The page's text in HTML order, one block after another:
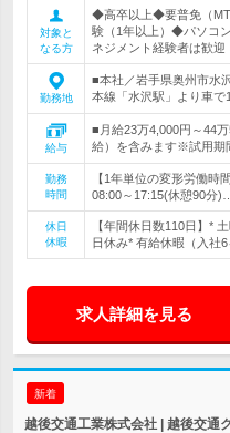
対象と
なる方
◆高卒以上◆要普免（
験（1年以上）◆パソコ
ネジメント経験者は歓迎
勤務地
■本社／岩手県奥州市水
本線「水沢駅」より車
給与
■月給23万4,000円～44
給）を含みます※試用期
勤務
時間
【1年単位の変形労働時
08:00～17:15(休憩90分)…
休日
休暇
【年間休日数110日】*
日休み* 有給休暇（入社
求人詳細を見る
新着
越後交通工業株式会社 | 越後交通